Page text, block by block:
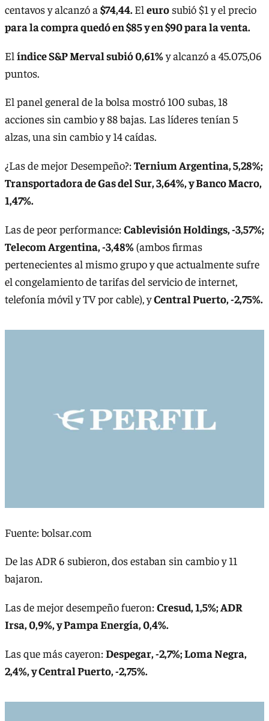
centavos y alcanzó a $74,44.El euro subió $1 y el precio
para la compra quedó en $85 y en $90 para la venta.
El índice S&P Merval subió 0,61%y alcanzó a 45.075,06
puntos.
El panel general de la bolsa mostró 100 subas, 18
acciones sin cambio y 88 bajas. Las líderes tenían 5
alzas, una sin cambio y 14 caídas.
¿Las de mejor Desempeño?:Ternium Argentina, 5,28%;
Transportadora de Gas del Sur, 3,64%, y Banco Macro,
1,47%.
Las de peor performance:Cablevisión Holdings, -3,57%;
Telecom Argentina, -3,48%(ambos firmas
pertenecientes al mismo grupo y que actualmente sufre
el congelamiento de tarifas del servicio de internet,
telefonía móvil y TV por cable), yCentral Puerto, -2,75%.
Fuente: bolsar.com
De las ADR 6 subieron, dos estaban sin cambio y 11
bajaron.
Las de mejor desempeño fueron:Cresud, 1,5%; ADR
Irsa, 0,9%, y Pampa Energía, 0,4%.
Las que más cayeron:Despegar, -2,7%; Loma Negra,
2,4%, y Central Puerto, -2,75%.